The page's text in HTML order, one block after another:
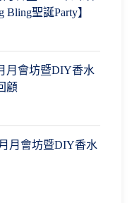
Bling聖誕Party】
月會坊暨DIY香水
顧
月會坊暨DIY香水